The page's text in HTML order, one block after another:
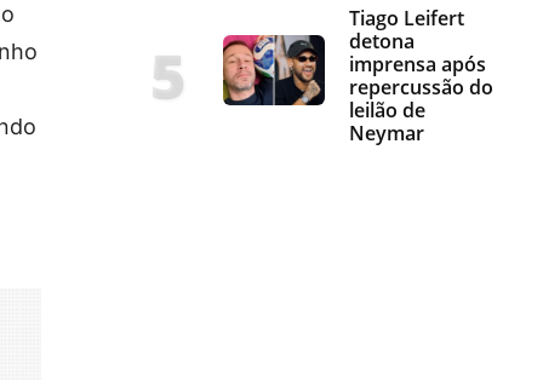
Tiago Leifert
detona
imprensa após
repercussão do
leilão de
Neymar